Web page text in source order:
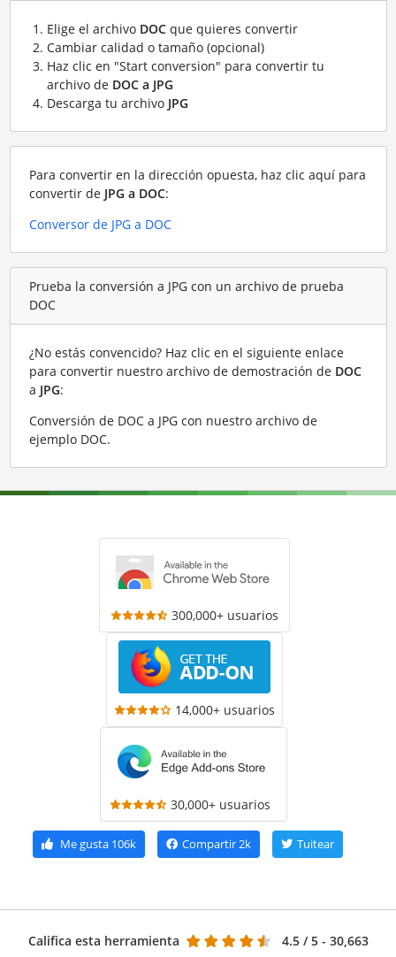
Elige el archivo DOCque quieres convertir
Cambiar calidad o tamaño (opcional)
Haz clic en "Start conversion" para convertir tu
archivo de DOC a JPG
Descarga tu archivo JPG
Para convertir en la dirección opuesta, haz clic aquí para
convertir de JPG a DOC:
Conversor de JPG a DOC
Prueba la conversión a JPG con un archivo de prueba
DOC
¿No estás convencido? Haz clic en el siguiente enlace
para convertir nuestro archivo de demostración de DOC
a JPG:
Conversión de DOC a JPG con nuestro archivo de
ejemplo DOC.
300,000+ usuarios
14,000+ usuarios
30,000+ usuarios
Me gusta106k Compartir 2k Tuitear
Califica esta herramienta 4.5 / 5 - 30,663